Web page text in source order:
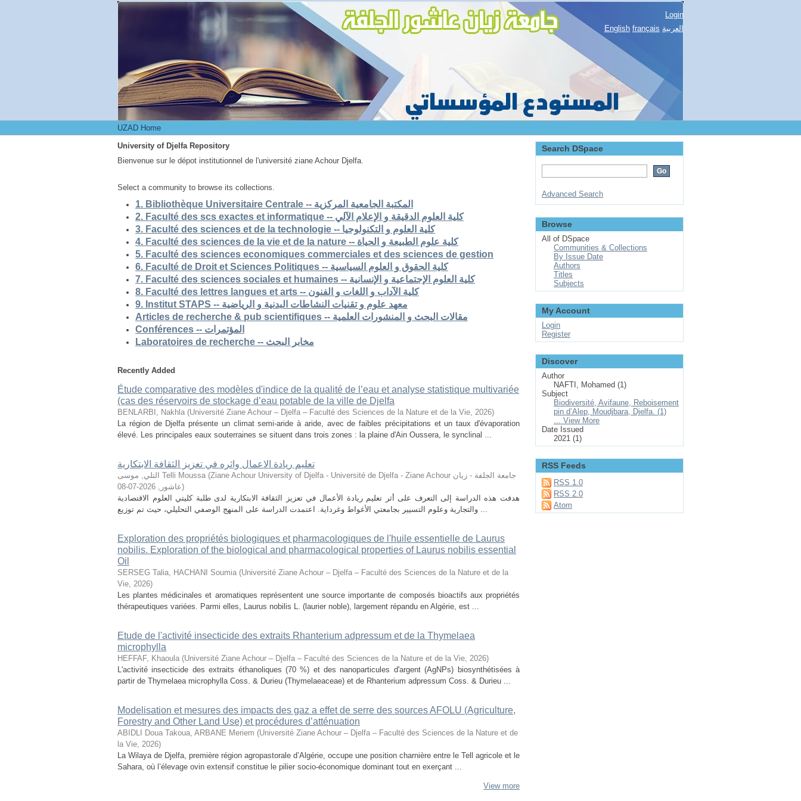
UZAD Home
Login
English français العربية
UZAD Home
University of Djelfa Repository
Bienvenue sur le dépot institutionnel de l'université ziane Achour Djelfa.
Select a community to browse its collections.
1. Bibliothèque Universitaire Centrale -- المكتبة الجامعية المركزية
2. Faculté des scs exactes et informatique -- كلية العلوم الدقيقة و الإعلام الآلي
3. Faculté des sciences et de la technologie -- كلية العلوم و التكنولوجيا
4. Faculté des sciences de la vie et de la nature -- كلية علوم الطبيعة و الحياة
5. Faculté des sciences economiques commerciales et des sciences de gestion
6. Faculté de Droit et Sciences Politiques -- كلية الحقوق و العلوم السياسية
7. Faculté des sciences sociales et humaines -- كلية العلوم الإجتماعية و الإنسانية
8. Faculté des lettres langues et arts -- كلية الآداب و اللغات و الفنون
9. Institut STAPS -- معهد علوم و تقنيات النشاطات البدنية و الرياضية
Articles de recherche & pub scientifiques -- مقالات البحث و المنشورات العلمية
Conférences -- المؤتمرات
Laboratoires de recherche -- مخابر البحث
Recently Added
Étude comparative des modèles d'indice de la qualité de l’eau et analyse statistique multivariée
(cas des réservoirs de stockage d’eau potable de la ville de Djelfa
BENLARBI, Nakhla (Université Ziane Achour – Djelfa – Faculté des Sciences de la Nature et de la Vie, 2026)
La région de Djelfa présente un climat semi-aride à aride, avec de faibles précipitations et un taux d'évaporation
élevé. Les principales eaux souterraines se situent dans trois zones : la plaine d'Ain Oussera, le synclinal ...
تعليم ريادة الاعمال واثره في تعزيز الثقافة الابتكارية
التلي, موسى Telli Moussa (Ziane Achour University of Djelfa - Université de Djelfa - Ziane Achour جامعة الجلفة - زيان
عاشور ,
2026-07-08
)
هدفت هذه الدراسة إلى التعرف على أثر تعليم ريادة الأعمال في تعزيز الثقافة الابتكارية لدى طلبة كليتي العلوم الاقتصادية
والتجارية وعلوم التسيير بجامعتي الأغواط وغرداية. اعتمدت الدراسة على المنهج الوصفي التحليلي، حيث تم توزيع ...
Exploration des propriétés biologiques et pharmacologiques de l'huile essentielle de Laurus
nobilis. Exploration of the biological and pharmacological properties of Laurus nobilis essential
Oil
SERSEG Talia, HACHANI Soumia (Université Ziane Achour – Djelfa – Faculté des Sciences de la Nature et de la
Vie, 2026)
Les plantes médicinales et aromatiques représentent une source importante de composés bioactifs aux propriétés
thérapeutiques variées. Parmi elles, Laurus nobilis L. (laurier noble), largement répandu en Algérie, est ...
Etude de l'activité insecticide des extraits Rhanterium adpressum et de la Thymelaea
microphylla
HEFFAF, Khaoula (Université Ziane Achour – Djelfa – Faculté des Sciences de la Nature et de la Vie, 2026)
L'activité insecticide des extraits éthanoliques (70 %) et des nanoparticules d'argent (AgNPs) biosynthétisées à
partir de Thymelaea microphylla Coss. & Durieu (Thymelaeaceae) et de Rhanterium adpressum Coss. & Durieu ...
Modelisation et mesures des impacts des gaz a effet de serre des sources AFOLU (Agriculture,
Forestry and Other Land Use) et procédures d’atténuation
ABIDLI Doua Takoua, ARBANE Meriem (Université Ziane Achour – Djelfa – Faculté des Sciences de la Nature et de
la Vie, 2026)
La Wilaya de Djelfa, première région agropastorale d’Algérie, occupe une position charnière entre le Tell agricole et le
Sahara, où l’élevage ovin extensif constitue le pilier socio-économique dominant tout en exerçant ...
View more
Search DSpace
Advanced Search
Browse
All of DSpace
Communities & Collections
By Issue Date
Authors
Titles
Subjects
My Account
Login
Register
Discover
Author
NAFTI, Mohamed (1)
Subject
Biodiversité, Avifaune, Reboisement
pin d’Alep, Moudjbara, Djelfa. (1)
... View More
Date Issued
2021 (1)
RSS Feeds
RSS 1.0
RSS 2.0
Atom